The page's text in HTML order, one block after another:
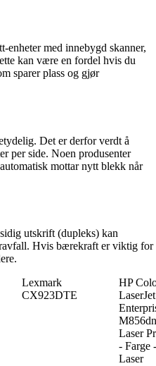
enheter med innebygd skanner,
kan være en fordel hvis du
sparer plass og gjør
Det er derfor verdt å
per side. Noen produsenter
mottar nytt blekk når
utskrift (dupleks) kan
Hvis bærekraft er viktig for
Lexmark
CX923DTE
HP
LaserJet
M856dn
Laser
- Farge -
Laser